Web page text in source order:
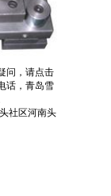
问，请点击
话，青岛雪
社区河南头